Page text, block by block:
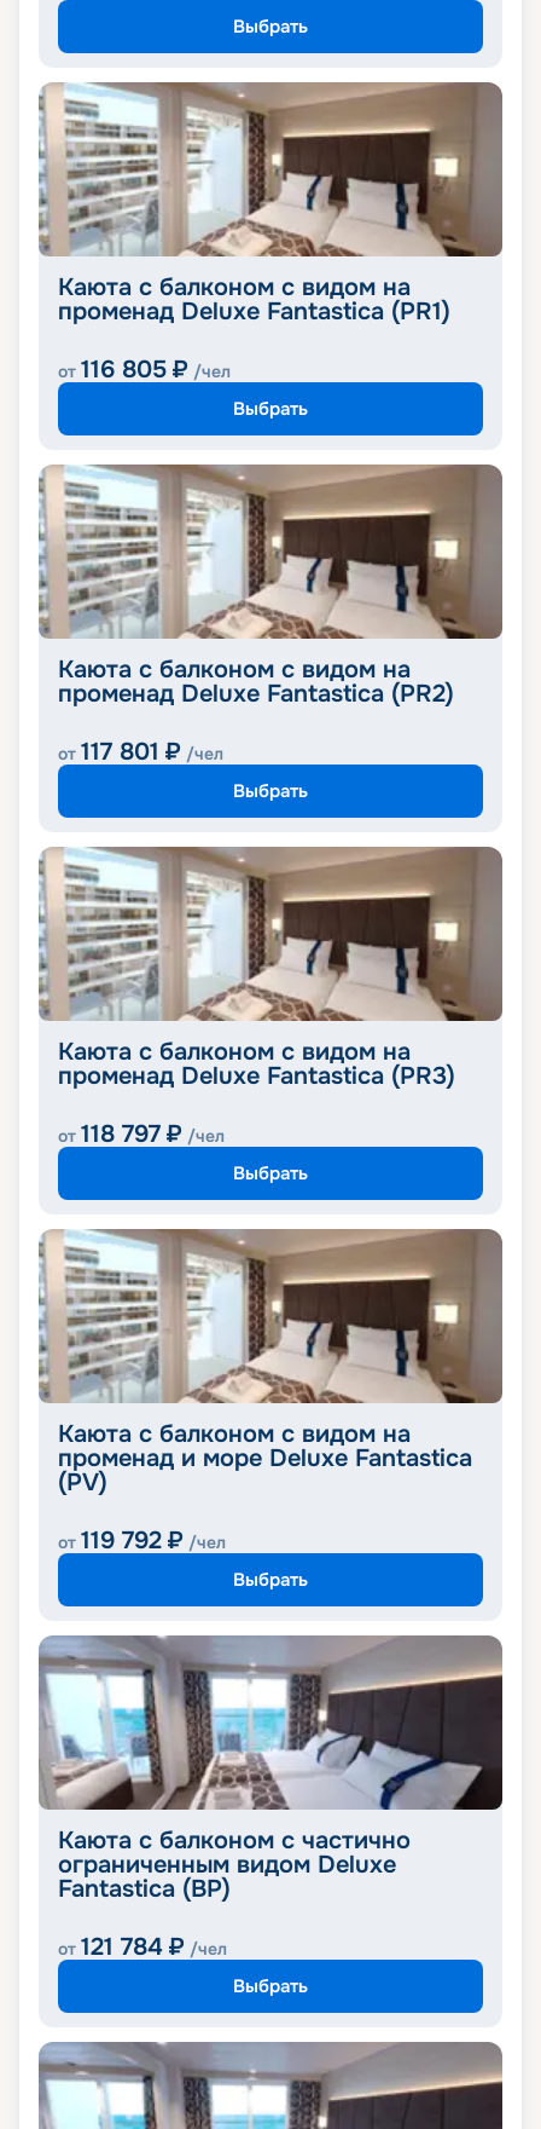
Выбрать
Каюта с балконом с видом на
променад Deluxe Fantastica (PR1)
от 116 805 ₽ /чел
Выбрать
Каюта с балконом с видом на
променад Deluxe Fantastica (PR2)
от 117 801 ₽ /чел
Выбрать
Каюта с балконом с видом на
променад Deluxe Fantastica (PR3)
от 118 797 ₽ /чел
Выбрать
Каюта с балконом с видом на
променад и море Deluxe Fantastica
(PV)
от 119 792 ₽ /чел
Выбрать
Каюта с балконом с частично
ограниченным видом Deluxe
Fantastica (BP)
от 121 784 ₽ /чел
Выбрать